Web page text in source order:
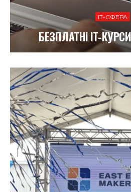
ІТ-СФЕРА
БЕЗПЛАТНІ ІТ-